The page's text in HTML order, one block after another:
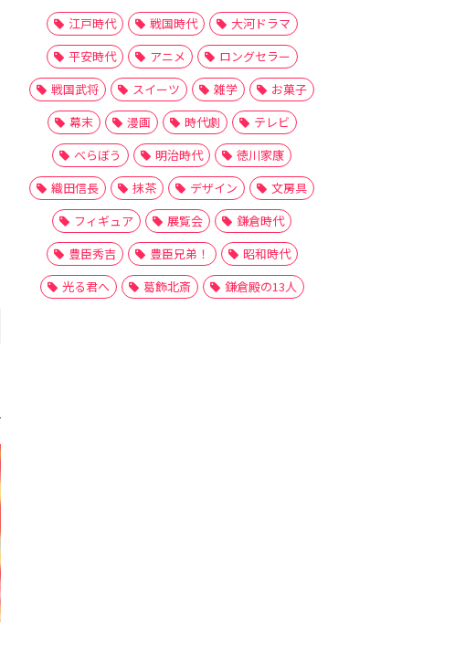
江戸時代 戦国時代
大河ドラマ
平安時代
アニメ
ロングセラー
戦国武将
スイーツ 雑学
お菓子
幕末
漫画 時代劇
テレビ
べらぼう
明治時代
徳川家康
織田信長
抹茶 デザイン
文房具
フィギュア
展覧会
鎌倉時代
豊臣秀吉
豊臣兄弟！
昭和時代
光る君へ
葛飾北斎 鎌倉殿の13人